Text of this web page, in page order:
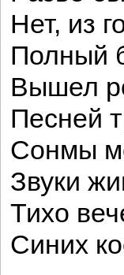
Нет, из
Полный
Вышел
Песней
Сонмы
Звуки
Тихо
Синих